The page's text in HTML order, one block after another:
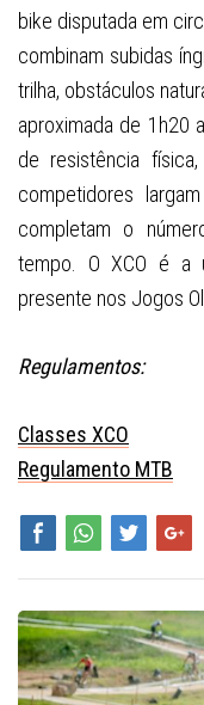
bike disputada em
combinam subidas
trilha, obstáculos
aproximada de 1h20
de resistência
competidores
completam o
tempo. O XCO é a
presente nos Jogos
Regulamentos:
Classes XCO
Regulamento MTB